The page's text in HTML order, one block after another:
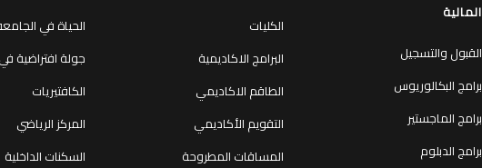
المالية
القبول والتسجيل
برامج البكالوريوس
برامج الماجستير
برامج الدبلوم
الكليات
البرامج الاكاديمية
الطاقم الاكاديمي
التقويم الأكاديمي
المساقات المطروحة
الحياة في
جولة افتراضية
الكافتيريات
المركز الرياضي
السكنات الداخلية